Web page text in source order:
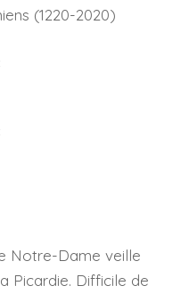
(1220-2020)
Notre-Dame veille
Picardie. Difficile de